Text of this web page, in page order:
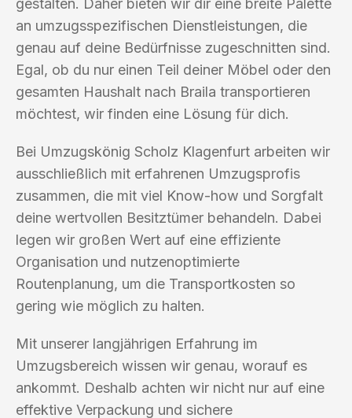
gestalten. Daher bieten wir dir eine breite Palette
an umzugsspezifischen Dienstleistungen, die
genau auf deine Bedürfnisse zugeschnitten sind.
Egal, ob du nur einen Teil deiner Möbel oder den
gesamten Haushalt nach Braila transportieren
möchtest, wir finden eine Lösung für dich.
Bei Umzugskönig Scholz Klagenfurt arbeiten wir
ausschließlich mit erfahrenen Umzugsprofis
zusammen, die mit viel Know-how und Sorgfalt
deine wertvollen Besitztümer behandeln. Dabei
legen wir großen Wert auf eine effiziente
Organisation und nutzenoptimierte
Routenplanung, um die Transportkosten so
gering wie möglich zu halten.
Mit unserer langjährigen Erfahrung im
Umzugsbereich wissen wir genau, worauf es
ankommt. Deshalb achten wir nicht nur auf eine
effektive Verpackung und sichere